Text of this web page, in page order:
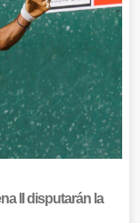
II disputarán la